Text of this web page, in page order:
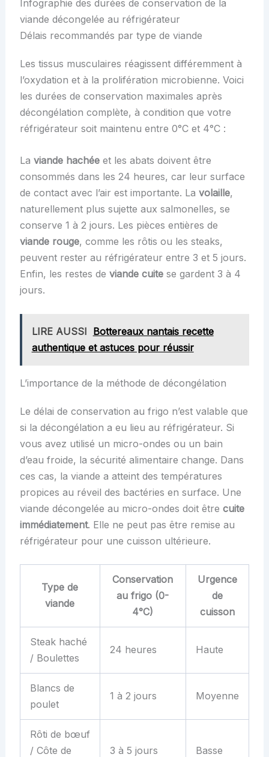
Infographie des durées de conservation de la
viande décongelée au réfrigérateur
Délais recommandés par type de viande
Les tissus musculaires réagissent différemment à
l’oxydation et à la prolifération microbienne. Voici
les durées de conservation maximales après
décongélation complète, à condition que votre
réfrigérateur soit maintenu entre 0°C et 4°C :
La viande hachéeet les abats doivent être
consommés dans les 24 heures, car leur surface
de contact avec l’air est importante. La volaille,
naturellement plus sujette aux salmonelles, se
conserve 1 à 2 jours. Les pièces entières de
viande rouge, comme les rôtis ou les steaks,
peuvent rester au réfrigérateur entre 3 et 5 jours.
Enfin, les restes de viande cuitese gardent 3 à 4
jours.
LIRE AUSSI Bottereaux nantais recette
authentique et astuces pour réussir
L’importance de la méthode de décongélation
Le délai de conservation au frigo n’est valable que
si la décongélation a eu lieu au réfrigérateur. Si
vous avez utilisé un micro-ondes ou un bain
d’eau froide, la sécurité alimentaire change. Dans
ces cas, la viande a atteint des températures
propices au réveil des bactéries en surface. Une
viande décongelée au micro-ondes doit être cuite
immédiatement. Elle ne peut pas être remise au
réfrigérateur pour une cuisson ultérieure.
Type de
viande
Conservation
au frigo (0-
4°C)
Urgence
de
cuisson
Steak haché
/ Boulettes
24 heures Haute
Blancs de
poulet
1 à 2 jours Moyenne
Rôti de bœuf
/ Côte de
3 à 5 jours Basse